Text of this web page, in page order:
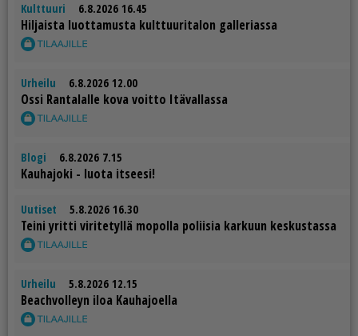
Kulttuuri 6.8.2026 16.45
Hil­jais­ta luot­ta­mus­ta kult­tuu­ri­ta­lon gal­le­ri­as­sa
Urheilu 6.8.2026 12.00
Os­si Ran­ta­lal­le kova voit­to Itä­val­las­sa
Blogi 6.8.2026 7.15
Kau­ha­jo­ki - luo­ta it­see­si!
Uutiset 5.8.2026 16.30
Tei­ni yrit­ti vi­ri­te­tyl­lä mo­pol­la po­lii­sia kar­kuun kes­kus­tas­sa
Urheilu 5.8.2026 12.15
Be­ach­vol­leyn iloa Kau­ha­jo­el­la